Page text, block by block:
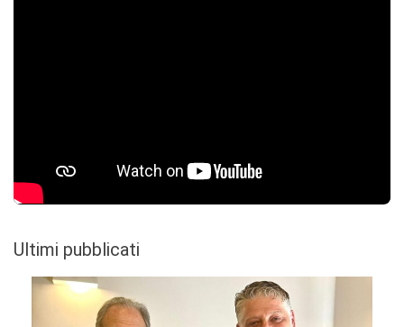
Ultimi pubblicati